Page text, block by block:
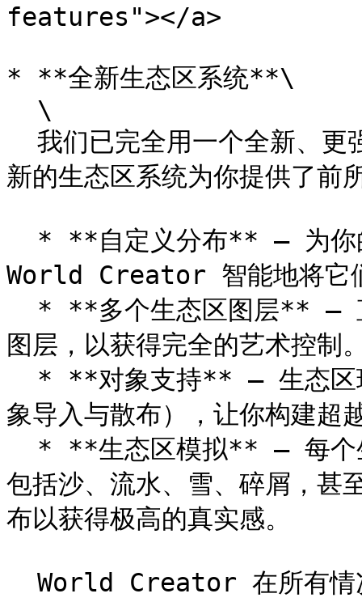
features"></a>
* **全新生态区系统**\
新的生态区系统为你提供了前
World Creator 智能地将它
图层，以获得完全的艺术控制
象导入与散布），让你构建超
包括沙、流水、雪、碎屑，甚
布以获得极高的真实感。